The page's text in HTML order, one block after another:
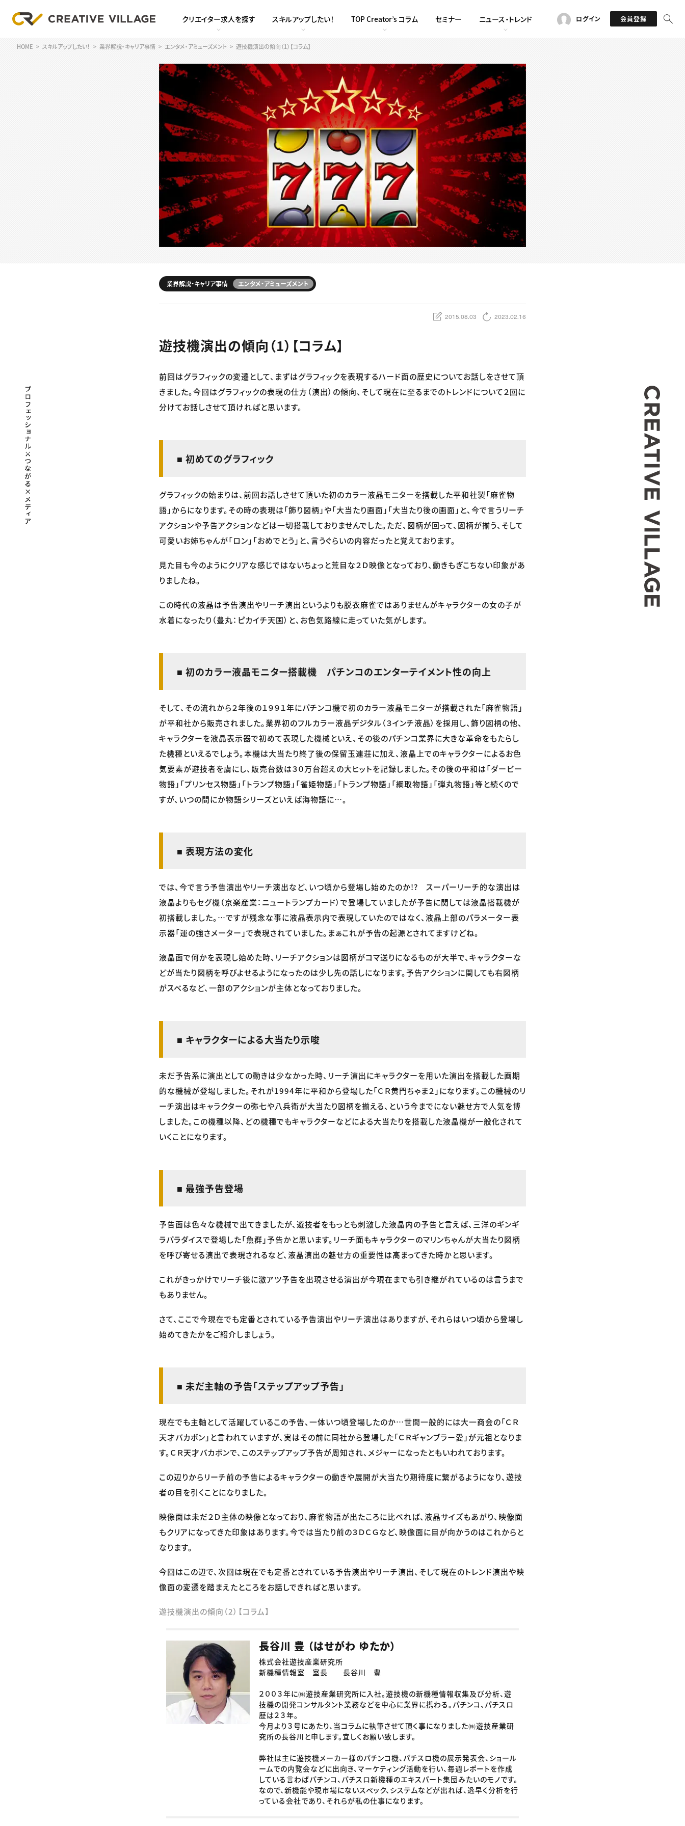
クリエイター求人を探す スキルアップしたい！ TOP Creator’s コラム セミナー ニュース・トレンド ログイン 会員登録
HOME スキルアップしたい！ 業界解説・キャリア事情 エンタメ・アミューズメント 遊技機演出の傾向（1）【コラム】
プロフェッショナル×つながる×メディア
業界解説・キャリア事情 エンタメ・アミューズメント
2015.08.03 2023.02.16
遊技機演出の傾向（1）【コラム】
前回はグラフィックの変遷として、まずはグラフィックを表現するハード面の歴史についてお話しをさせて頂
きました。今回はグラフィックの表現の仕方（演出）の傾向、そして現在に至るまでのトレンドについて２回に
分けてお話しさせて頂ければと思います。
■ 初めてのグラフィック
グラフィックの始まりは、前回お話しさせて頂いた初のカラー液晶モニターを搭載した平和社製「麻雀物
語」からになります。その時の表現は「飾り図柄」や「大当たり画面」「大当たり後の画面」と、今で言うリーチ
アクションや予告アクションなどは一切搭載しておりませんでした。ただ、図柄が回って、図柄が揃う、そして
可愛いお姉ちゃんが「ロン」「おめでとう」と、言うぐらいの内容だったと覚えております。
見た目も今のようにクリアな感じではないちょっと荒目な２Ｄ映像となっており、動きもぎこちない印象があ
りましたね。
この時代の液晶は予告演出やリーチ演出というよりも脱衣麻雀ではありませんがキャラクターの女の子が
水着になったり（豊丸：ピカイチ天国）と、お色気路線に走っていた気がします。
■ 初のカラー液晶モニター搭載機 パチンコのエンターテイメント性の向上
そして、その流れから２年後の１９９１年にパチンコ機で初のカラー液晶モニターが搭載された「麻雀物語」
が平和社から販売されました。業界初のフルカラー液晶デジタル（３インチ液晶）を採用し、飾り図柄の他、
キャラクターを液晶表示器で初めて表現した機械といえ、その後のパチンコ業界に大きな革命をもたらし
た機種といえるでしょう。本機は大当たり終了後の保留玉連荘に加え、液晶上でのキャラクターによるお色
気要素が遊技者を虜にし、販売台数は３０万台超えの大ヒットを記録しました。その後の平和は「ダービー
物語」「プリンセス物語」「トランプ物語」「雀姫物語」「トランプ物語」「綱取物語」「弾丸物語」等と続くので
すが、いつの間にか物語シリーズといえば海物語に…。
■ 表現方法の変化
では、今で言う予告演出やリーチ演出など、いつ頃から登場し始めたのか!? スーパーリーチ的な演出は
液晶よりもセグ機（京楽産業：ニュートランプカード）で登場していましたが予告に関しては液晶搭載機が
初搭載しました。…ですが残念な事に液晶表示内で表現していたのではなく、液晶上部のパラメーター表
示器「運の強さメーター」で表現されていました。まぁこれが予告の起源とされてますけどね。
液晶面で何かを表現し始めた時、リーチアクションは図柄がコマ送りになるものが大半で、キャラクターな
どが当たり図柄を呼びよせるようになったのは少し先の話しになります。予告アクションに関しても右図柄
がスベるなど、一部のアクションが主体となっておりました。
■ キャラクターによる大当たり示唆
未だ予告系に演出としての動きは少なかった時、リーチ演出にキャラクターを用いた演出を搭載した画期
的な機械が登場しました。それが1994年に平和から登場した「ＣＲ黄門ちゃま２」になります。この機械のリ
ーチ演出はキャラクターの弥七や八兵衛が大当たり図柄を揃える、という今までにない魅せ方で人気を博
しました。この機種以降、どの機種でもキャラクターなどによる大当たりを搭載した液晶機が一般化されて
いくことになります。
■ 最強予告登場
予告面は色々な機械で出てきましたが、遊技者をもっとも刺激した液晶内の予告と言えば、三洋のギンギ
ラパラダイスで登場した「魚群」予告かと思います。リーチ面もキャラクターのマリンちゃんが大当たり図柄
を呼び寄せる演出で表現されるなど、液晶演出の魅せ方の重要性は高まってきた時かと思います。
これがきっかけでリーチ後に激アツ予告を出現させる演出が今現在までも引き継がれているのは言うまで
もありません。
さて、ここで今現在でも定番とされている予告演出やリーチ演出はありますが、それらはいつ頃から登場し
始めてきたかをご紹介しましょう。
■ 未だ主軸の予告「ステップアップ予告」
現在でも主軸として活躍しているこの予告、一体いつ頃登場したのか…世間一般的には大一商会の「ＣＲ
天才バカボン」と言われていますが、実はその前に同社から登場した「ＣＲギャンブラー愛」が元祖となりま
す。ＣＲ天才バカボンで、このステップアップ予告が周知され、メジャーになったともいわれております。
この辺りからリーチ前の予告によるキャラクターの動きや展開が大当たり期待度に繋がるようになり、遊技
者の目を引くことになりました。
映像面は未だ２Ｄ主体の映像となっており、麻雀物語が出たころに比べれば、液晶サイズもあがり、映像面
もクリアになってきた印象はあります。今では当たり前の３ＤＣＧなど、映像面に目が向かうのはこれからと
なります。
今回はこの辺で、次回は現在でも定番とされている予告演出やリーチ演出、そして現在のトレンド演出や映
像面の変遷を踏まえたところをお話しできればと思います。
遊技機演出の傾向（2）【コラム】
長谷川 豊 （はせがわ ゆたか）
株式会社遊技産業研究所
新機種情報室 室長 長谷川 豊
２００３年に㈱遊技産業研究所に入社。遊技機の新機種情報収集及び分析、遊
技機の開発コンサルタント業務などを中心に業界に携わる。パチンコ、パチスロ
歴は２３年。
今月より３号にあたり、当コラムに執筆させて頂く事になりました㈱遊技産業研
究所の長谷川と申します。宜しくお願い致します。
弊社は主に遊技機メーカー様のパチンコ機、パチスロ機の展示発表会、ショール
ームでの内覧会などに出向き、マーケティング活動を行い、毎週レポートを作成
している言わばパチンコ、パチスロ新機種のエキスパート集団みたいのモノです。
なので、新機能や現市場にないスペック、システムなどが出れば、逸早く分析を行
っている会社であり、それらが私の仕事になります。